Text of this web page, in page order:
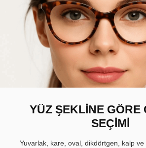
YÜZ ŞEKLİNE GÖRE
SEÇİMİ
Yuvarlak, kare, oval, dikdörtgen, kalp